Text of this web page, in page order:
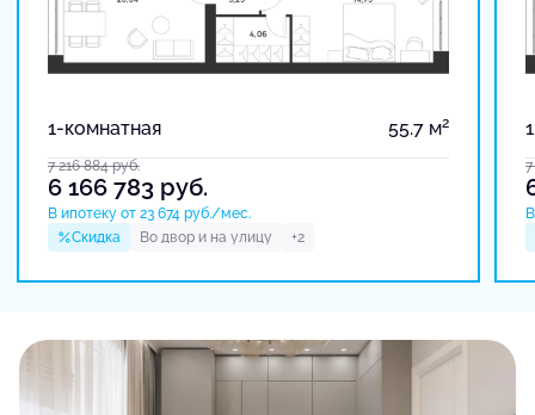
1-комнатная 55.7 м2
7 216 884руб.
6 166 783 руб.
В ипотеку от 23 674 руб./мес.
Скидка
Во двор и на улицу +2